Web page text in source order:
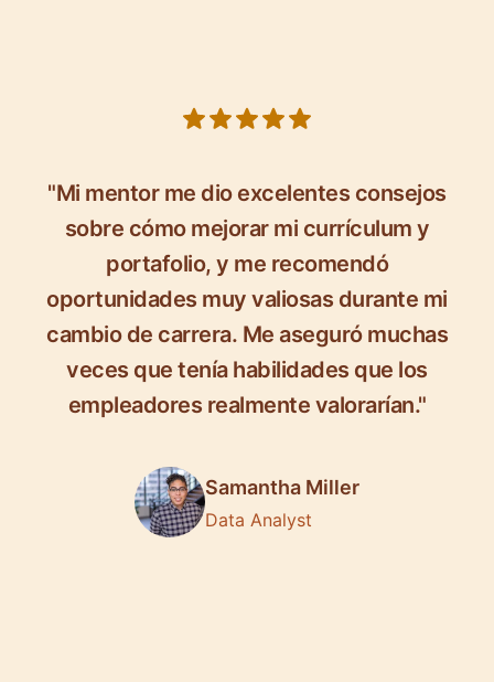
"Mi mentor me dio excelentes consejos
sobre cómo mejorar mi currículum y
portafolio, y me recomendó
oportunidades muy valiosas durante mi
cambio de carrera. Me aseguró muchas
veces que tenía habilidades que los
empleadores realmente valorarían."
Samantha Miller
Data Analyst